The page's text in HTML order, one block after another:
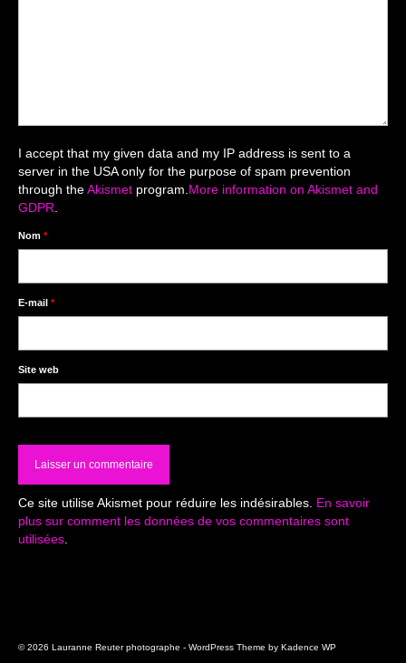
Prestations
Tarifs
Contact
Livre d’Or
I accept that my given data and my IP address is sent to a
server in the USA only for the purpose of spam prevention
through theAkismet program.More information on Akismet and
GDPR.
Nom *
E-mail *
Site web
Ce site utilise Akismet pour réduire les indésirables. En savoir
plus sur comment les données de vos commentaires sont
utilisées.
© 2026 Lauranne Reuter photographe - WordPress Theme by Kadence WP